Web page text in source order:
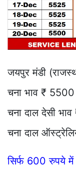
जयपुर मंडी
चना भाव ₹
चना दाल देसी
चना दाल
सिर्फ 600 रुपये